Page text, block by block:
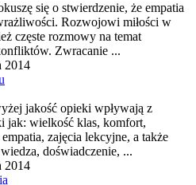
się o stwierdzenie, że empatia
Rozwojowi miłości w
częste rozmowy na temat
Zwracanie ...
2014
jakość opieki wpływają z
jak: wielkość klas, komfort,
empatia, zajęcia lekcyjne, a także
doświadczenie, ...
2014